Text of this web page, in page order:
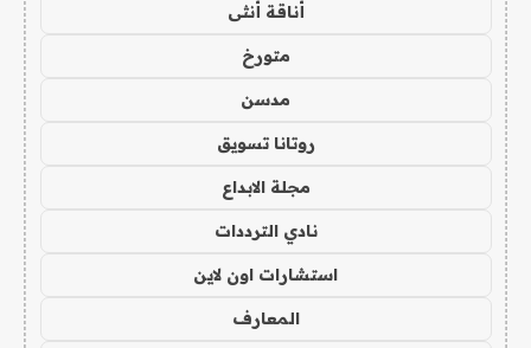
أناقة أنثى
متورخ
مدسن
روتانا تسويق
مجلة الابداع
نادي الترددات
استشارات اون لاين
المعارف